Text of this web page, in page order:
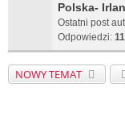
Polska-
Ostatni post
Odpowiedzi: 11
NOWY TEMAT